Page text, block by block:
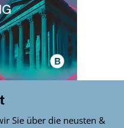
Sie über die neusten &